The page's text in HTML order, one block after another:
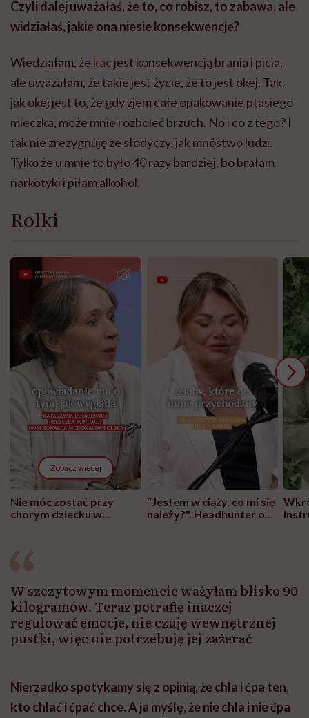
Czyli dalej uważałaś, że to, co robisz, to zabawa, ale
widziałaś, jakie ona niesie konsekwencje?
Wiedziałam, że kacjest konsekwencją brania i picia,
ale uważałam, że takie jest życie, że to jest okej. Tak,
jak okej jest to, że gdy zjem całe opakowanie ptasiego
mleczka, może mnie rozboleć brzuch. No i co z tego? I
tak nie zrezygnuję ze słodyczy, jak mnóstwo ludzi.
Tylko że u mnie to było 40 razy bardziej, bo brałam
narkotyki i piłam alkohol.
Rolki
Zobacz więcej
Nie móc zostać przy
chorym dziecku w
"Jestem w ciąży, co mi się
należy?". Headhunter o
W szczytowym momencie ważyłam blisko 90
kilogramów. Teraz potrafię inaczej
regulować emocje, nie czuję wewnętrznej
pustki, więc nie potrzebuję jej zażerać
Nierzadko spotykamy się z opinią, że chla i ćpa ten,
kto chlać i ćpać chce. A ja myślę, że nie chla i nie ćpa